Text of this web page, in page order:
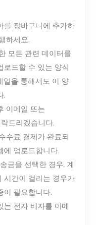
를 장바구니에 추가하
하세요.
모든 관련 데이터를
로드할 수 있는 양식
일을 통해서도 이 양
.
이메일 또는
드리겠습니다.
수료 결제가 완료되
에 업로드합니다.
금을 선택한 경우, 계
시간이 걸리는 경우가
이 필요합니다.
전자 비자를 이메